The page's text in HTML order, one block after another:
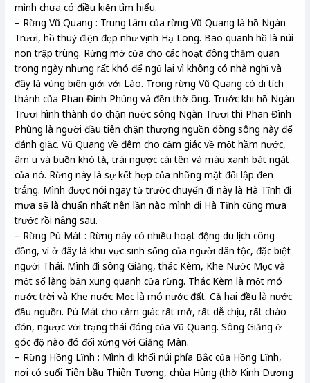
mình chưa có điều kiện tìm hiểu.
– Rừng Vũ Quang : Trung tâm của rừng Vũ Quang là hồ Ngàn
Trươi, hồ thuỷ điện đẹp như vịnh Hạ Long. Bao quanh hồ là núi
non trập trùng. Rừng mở cửa cho các hoạt đông thăm quan
trong ngày nhưng rất khó để ngủ lại vì không có nhà nghỉ và
đây là vùng biên giới với Lào. Trong rừng Vũ Quang có di tích
thành của Phan Đình Phùng và đền thờ ông. Trước khi hồ Ngàn
Trươi hình thành do chặn nước sông Ngàn Trươi thì Phan Đình
Phùng là người đầu tiên chặn thượng nguồn dòng sông này để
đánh giặc. Vũ Quang về đêm cho cảm giác về một hầm nước,
âm u và buồn khó tả, trái ngược cái tên và màu xanh bát ngát
của nó. Rừng này là sự kết hợp của những mặt đối lập đen
trắng. Mình được nói ngay từ trước chuyến đi này là Hà Tĩnh đi
mưa sẽ là chuẩn nhất nên lần nào mình đi Hà Tĩnh cũng mưa
trước rồi nắng sau.
– Rừng Pù Mát : Rừng này có nhiều hoạt động du lịch công
đồng, vì ở đây là khu vực sinh sống của người dân tộc, đặc biệt
người Thái. Mình đi sông Giăng, thác Kèm, Khe Nước Mọc và
một số làng bản xung quanh cửa rừng. Thác Kèm là một mó
nước trời và Khe nước Mọc là mó nước đất. Cả hai đều là nước
đầu nguồn. Pù Mát cho cảm giác rất mở, rất dễ chịu, rất chào
đón, ngược với trạng thái đóng của Vũ Quang. Sông Giăng ở
góc độ nào đó đối xứng với Giăng Màn.
– Rừng Hồng Lĩnh : Mình đi khối núi phía Bắc của Hồng Lĩnh,
nơi có suối Tiên bầu Thiên Tượng, chùa Hùng (thờ Kinh Dương